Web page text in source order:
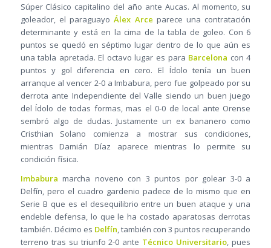
Súper Clásico capitalino del año ante Aucas. Al momento, su
goleador, el paraguayoÁlex Arce parece una contratación
determinante y está en la cima de la tabla de goleo. Con 6
puntos se quedó en séptimo lugar dentro de lo que aún es
una tabla apretada. El octavo lugar es para Barcelona con 4
puntos y gol diferencia en cero. El Ídolo tenía un buen
arranque al vencer 2-0 a Imbabura, pero fue golpeado por su
derrota ante Independiente del Valle siendo un buen juego
del Ídolo de todas formas, mas el 0-0 de local ante Orense
sembró algo de dudas. Justamente un ex bananero como
Cristhian Solano comienza a mostrar sus condiciones,
mientras Damián Díaz aparece mientras lo permite su
condición física.
Imbabura marcha noveno con 3 puntos por golear 3-0 a
Delfín, pero el cuadro gardenio padece de lo mismo que en
Serie B que es el desequilibrio entre un buen ataque y una
endeble defensa, lo que le ha costado aparatosas derrotas
también. Décimo es Delfín, también con 3 puntos recuperando
terreno tras su triunfo 2-0 ante Técnico Universitario, pues